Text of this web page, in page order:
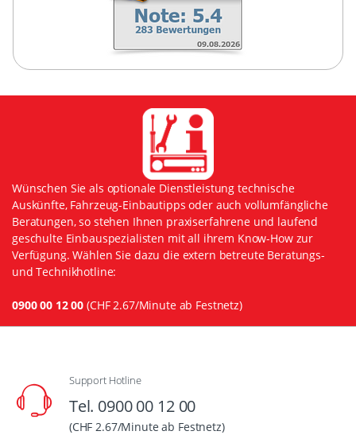
Wünschen Sie als optionale Dienstleistung technische
Auskünfte, Fahrzeug-Einbautipps oder auch vollumfängliche
Beratungen, so stehen Ihnen praxiserfahrene und laufend
geschulte Einbauspezialisten mit all ihrem Know-How zur
Verfügung. Wählen Sie dazu die extern betreute Beratungs-
und Technikhotline:
0900 00 12 00 (CHF 2.67/Minute ab Festnetz)
Support Hotline
Tel. 0900 00 12 00
(CHF 2.67/Minute ab Festnetz)